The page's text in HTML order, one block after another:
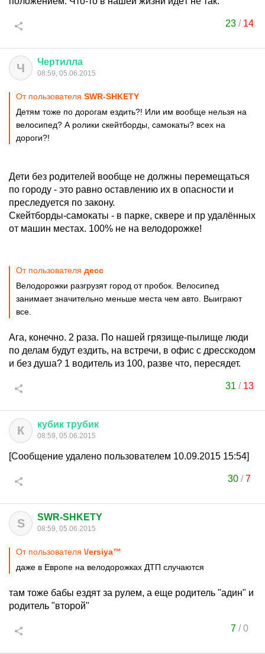
23/ 14
Ч Чертилла
08:59, 05.06.2015
От пользователя SWR-SHKETY
Детям тоже по дорогам ездить?! Или им вообще нельзя на
велосипед? А ролики скейтборды, самокаты? всех на
дороги?!
Дети без родителей вообще не должны перемещаться
по городу - это равно оставлению их в опасности и
преследуется по закону.
Скейтборды-самокаты - в парке, сквере и пр удалённых
от машин местах. 100% не на велодорожке!
От пользователя десс
Велодорожки разгрузят город от пробок. Велосипед
занимает значительно меньше места чем авто. Выиграют
все.
Ага, конечно. 2 раза. По нашей грязище-пылище люди
по делам будут ездить, на встречи, в офис с дресскодом
и без душа? 1 водитель из 100, разве что, пересядет.
31 / 13
К кубик трубик
08:59, 05.06.2015
[Сообщение удалено пользователем 10.09.2015 15:54]
30 /7
S SWR-SHKETY
08:59, 05.06.2015
От пользователя \/ersiya™
даже в Европе на велодорожках ДТП случаются
там тоже бабы ездят за рулем, а еще родитель "адин" и
родитель "второй"
7/0